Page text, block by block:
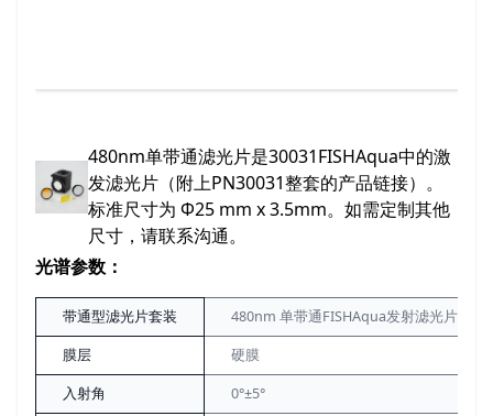
480nm单带通滤光片是30031FISHAqua中的激
发滤光片（附上PN30031整套的产品链接）。
标准尺寸为 Φ25 mm x 3.5mm。如需定制其他
尺寸，请联系沟通。
光谱参数：
带通型滤光片套装 480nm 单带通FISHAqua发射滤光片
膜层 硬膜
入射角 0°±5°